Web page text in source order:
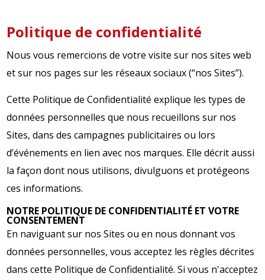
Politique de confidentialité
Nous vous remercions de votre visite sur nos sites web
et sur nos pages sur les réseaux sociaux (“nos Sites”).
Cette Politique de Confidentialité explique les types de
données personnelles que nous recueillons sur nos
Sites, dans des campagnes publicitaires ou lors
d’événements en lien avec nos marques. Elle décrit aussi
la façon dont nous utilisons, divulguons et protégeons
ces informations.
NOTRE POLITIQUE DE CONFIDENTIALITÉ ET VOTRE
CONSENTEMENT
En naviguant sur nos Sites ou en nous donnant vos
données personnelles, vous acceptez les règles décrites
dans cette Politique de Confidentialité. Si vous n'acceptez